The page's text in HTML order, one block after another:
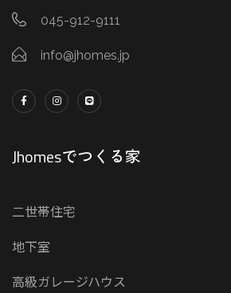
045-912-9111
info@jhomes.jp
Jhomesでつくる家
二世帯住宅
地下室
高級ガレージハウス